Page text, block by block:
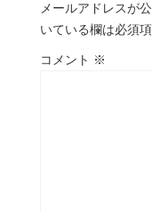
メールアドレスが
いている欄は必須
コメント ※